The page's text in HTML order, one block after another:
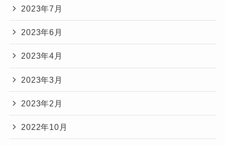
2023年7月
2023年6月
2023年4月
2023年3月
2023年2月
2022年10月